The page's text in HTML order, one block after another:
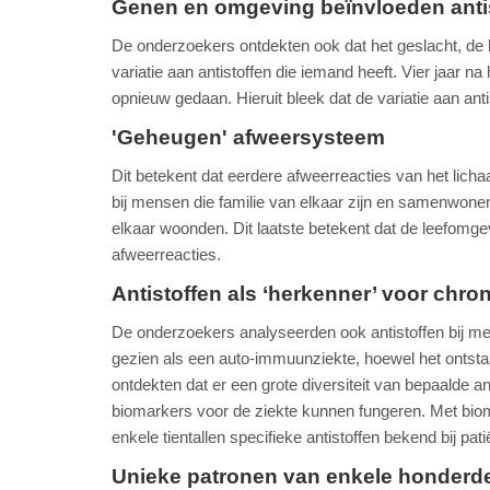
Genen en omgeving beïnvloeden
De onderzoekers ontdekten ook dat het geslacht,
variatie aan antistoffen die iemand heeft. Vier jaar
opnieuw gedaan. Hieruit bleek dat de variatie aan
'Geheugen' afweersysteem
Dit betekent dat eerdere afweerreacties van het
bij mensen die familie van elkaar zijn en
elkaar woonden. Dit laatste betekent dat de
afweerreacties.
Antistoffen als ‘herkenner’ voor
De onderzoekers analyseerden ook antistoffen bij
gezien als een auto-immuunziekte, hoewel het
ontdekten dat er een grote diversiteit van bepaalde
biomarkers voor de ziekte kunnen fungeren. Met
enkele tientallen specifieke antistoffen bekend bij
Unieke patronen van enkele